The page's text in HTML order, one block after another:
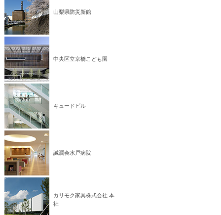
山梨県防災新館
中央区立京橋こども園
キュードビル
誠潤会水戸病院
カリモク家具株式会社 本
社